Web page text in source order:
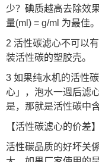
少？碘质越高去除效
量(ml) = g/ml 为最佳。
2 活性碳滤心不可以
装活性碳的塑胶壳。
3 如果纯水机的活性
心」，泡水一週后滤
是，那就是活性碳中
【活性碳滤心的价差】
活性碳品质的好坏关